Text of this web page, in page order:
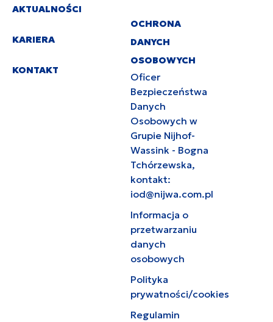
AKTUALNOŚCI
KARIERA
KONTAKT
OCHRONA
DANYCH
OSOBOWYCH
Oficer
Bezpieczeństwa
Danych
Osobowych w
Grupie Nijhof-
Wassink - Bogna
Tchórzewska,
kontakt:
iod@nijwa.com.pl
Informacja o
przetwarzaniu
danych
osobowych
Polityka
prywatności/cookies
Regulamin